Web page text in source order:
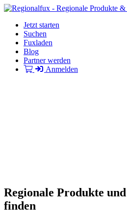
Jetzt starten
Suchen
Fuxladen
Blog
Partner werden
Anmelden
Regionale Produkte
finden